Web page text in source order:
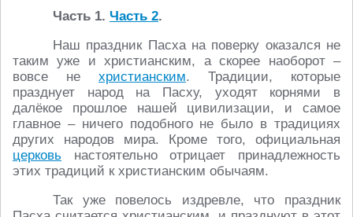
Часть 1. Часть 2.
Наш праздник Пасха на поверку оказался не
таким уже и христианским, а скорее наоборот –
вовсе не христианским. Традиции, которые
празднует народ на Пасху, уходят корнями в
далёкое прошлое нашей цивилизации, и самое
главное – ничего подобного не было в традициях
других народов мира. Кроме того, официальная
церковь настоятельно отрицает принадлежность
этих традиций к христианским обычаям.
Так уже повелось издревле, что праздник